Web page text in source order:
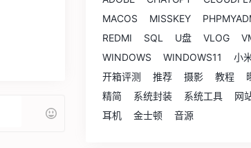
MACOS
MISSKEY
REDMI
SQL U盘 VLOG
WINDOWS
WINDOWS11
小
开箱评测
推荐 摄影 教程
精简
系统封装 系统工具
网
耳机
金士顿 音源